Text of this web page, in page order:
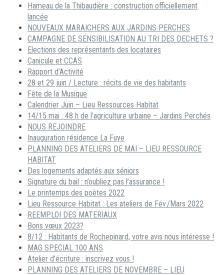
Hameau de la Thibaudière : construction officiellement
lancée
NOUVEAUX MARAICHERS AUX JARDINS PERCHES
CAMPAGNE DE SENSIBILISATION AU TRI DES DECHETS ?
Elections des représentants des locataires
Canicule et CCAS
Rapport d’Activité
28 et 29 juin / Lecture : récits de vie des habitants
Fête de la Musique
Calendrier Juin – Lieu Ressources Habitat
14/15 mai : 48 h de l’agriculture urbaine – Jardins Perchés
NOUS REJOINDRE
Inauguration résidence La Fuye
PLANNING DES ATELIERS DE MAI – LIEU RESSOURCE
HABITAT
Des logements adaptés aux séniors
Signature du bail : n’oubliez pas l’assurance !
Le printemps des poètes 2022
Lieu Ressource Habitat : Les ateliers de Fév./Mars 2022
REEMPLOI DES MATERIAUX
Bons vœux 2023?
8/12 : Habitants de Rochepinard, votre avis nous intéresse !
MAG SPECIAL 100 ANS
Atelier d’écriture : inscrivez vous !
PLANNING DES ATELIERS DE NOVEMBRE – LIEU